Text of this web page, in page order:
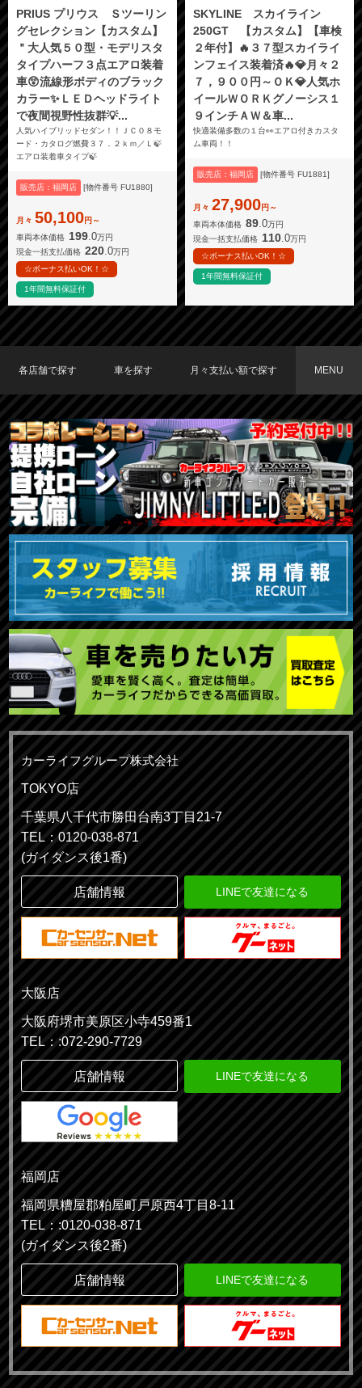
PRIUS プリウス Ｓツーリン
グセレクション【カスタム】
＂大人気５０型・モデリスタ
タイプハーフ３点エアロ装着
車😲流線形ボディのブラック
カラー✨ＬＥＤヘッドライト
で夜間視野性抜群💡...
人気ハイブリッドセダン！！ＪＣ０８モ
ード・カタログ燃費３７．２ｋｍ／Ｌ🍃
エアロ装着車タイプ🍃
販売店：福岡店 [物件番号 FU1880]
月々 50,100円～
車両本体価格 199 .0万円
現金一括支払価格 220.0万円
☆ボーナス払いOK！☆
1年間無料保証付
SKYLINE スカイライン
250GT 【カスタム】【車検
２年付】🔥３７型スカイライ
ンフェイス装着済🔥💎月々２
７，９００円～ＯＫ💎人気ホ
イールＷＯＲＫグノーシス１
９インチＡＷ＆車...
快適装備多数の１台👀エアロ付きカスタ
ム車両！！
販売店：福岡店 [物件番号 FU1881]
月々 27,900円～
車両本体価格 89 .0万円
現金一括支払価格 110.0万円
☆ボーナス払いOK！☆
1年間無料保証付
各店舗で探す
TOKYO店在庫車両
大阪店在庫車両
福岡店在庫車両
車を探す
車種で探す
メーカーで探す
月々支払い額で探す
〜19,999円
20,000円〜29,999円
30,000円〜39,999円
40,000円〜49,999円
50,000円〜
MENU
カーライフグループ株式会社
TOKYO店
千葉県八千代市勝田台南3丁目21-7
TEL：0120-038-871
(ガイダンス後1番)
店舗情報 LINEで友達になる
大阪店
大阪府堺市美原区小寺459番1
TEL：:072-290-7729
店舗情報 LINEで友達になる
福岡店
福岡県糟屋郡粕屋町戸原西4丁目8-11
TEL：:0120-038-871
(ガイダンス後2番)
店舗情報 LINEで友達になる